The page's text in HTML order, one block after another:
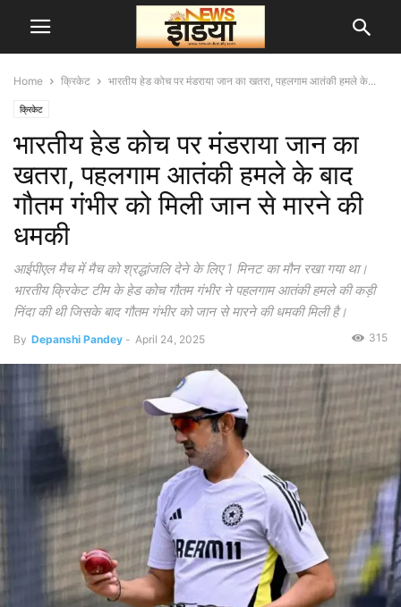
Home क्रिकेट भारतीय हेड कोच पर मंडराया जान का खतरा, पहलगाम आतंकी हमले के...
क्रिकेट
भारतीय हेड कोच पर मंडराया जान का
खतरा, पहलगाम आतंकी हमले के बाद
गौतम गंभीर को मिली जान से मारने की
धमकी
आईपीएल मैच में मैच को श्रद्धांजलि देने के लिए 1 मिनट का मौन रखा गया था।
भारतीय क्रिकेट टीम के हेड कोच गौतम गंभीर ने पहलगाम आतंकी हमले की कड़ी
निंदा की थी जिसके बाद गौतम गंभीर को जान से मारने की धमकी मिली है।
By Depanshi Pandey - April 24, 2025 315